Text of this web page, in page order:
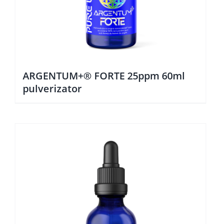
ARGENTUM+® FORTE 25ppm 60ml
pulverizator